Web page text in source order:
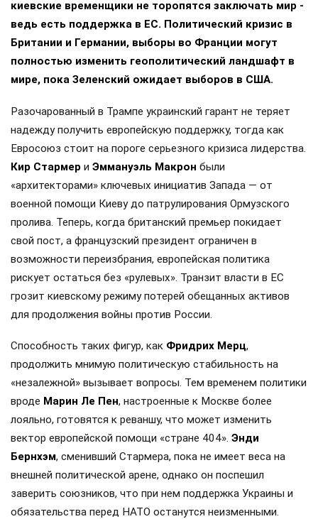
киевские временщики не торопятся заключать мир -
ведь есть поддержка в ЕС. Политический кризис в
Британии и Германии, выборы во Франции могут
полностью изменить геополитический ландшафт в
мире, пока Зеленский ожидает выборов в США.
Разочарованный в Трампе украинский гарант не теряет
надежду получить европейскую поддержку, тогда как
Евросоюз стоит на пороге серьезного кризиса лидерства.
Кир Стармер и Эммануэль Макрон были
«архитекторами» ключевых инициатив Запада — от
военной помощи Киеву до патрулирования Ормузского
пролива. Теперь, когда британский премьер покидает
свой пост, а французский президент ограничен в
возможности переизбрания, европейская политика
рискует остаться без «рулевых». Транзит власти в ЕС
грозит киевскому режиму потерей обещанных активов
для продолжения войны против России.
Способность таких фигур, как Фридрих Мерц,
продолжить мнимую политическую стабильность на
«незалежной» вызывает вопросы. Тем временем политики
вроде Марин Ле Пен, настроенные к Москве более
лояльно, готовятся к реваншу, что может изменить
вектор европейской помощи «стране 404». Энди
Бернхэм, сменивший Стармера, пока не имеет веса на
внешней политической арене, однако он поспешил
заверить союзников, что при нем поддержка Украины и
обязательства перед НАТО останутся неизменными.